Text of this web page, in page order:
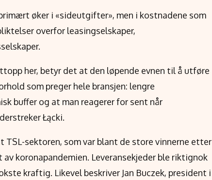
øker i «sideutgifter», men i kostnadene som
overfor leasingselskaper,
her, betyr det at den løpende evnen til å utføre
som preger hele bransjen: lengre
buffer og at man reagerer for sent når
Łącki.
TSL-sektoren, som var blant de store vinnerne etter
koronapandemien. Leveransekjeder ble riktignok
kraftig. Likevel beskriver Jan Buczek, president i